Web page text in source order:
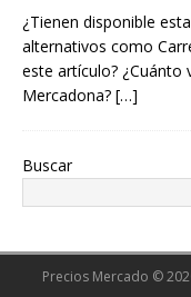
¿Tienen disponible
alternativos como
este artículo? ¿Cuánto
Mercadona? […]
Buscar
Precios Mercado ©